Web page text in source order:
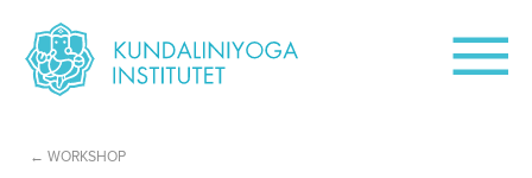
WORKSHOP